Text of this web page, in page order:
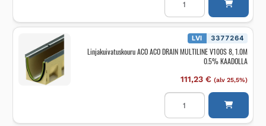
DRAIN
MULTILINE
V100S
1.0M
määrä
LVI 3377264
Linjakuivatuskouru ACO ACO DRAIN MULTILINE V100S 8, 1.0M
0.5% KAADOLLA
111,23 € (alv 25,5%)
Linjakuivatuskouru
DRAIN